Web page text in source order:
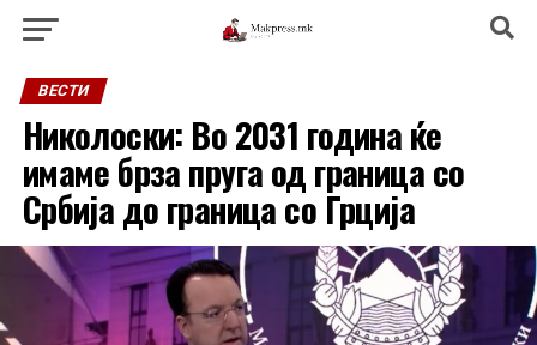
ВЕСТИ
Николоски: Во 2031 година ќе
имаме брза пруга од граница со
Србија до граница со Грција